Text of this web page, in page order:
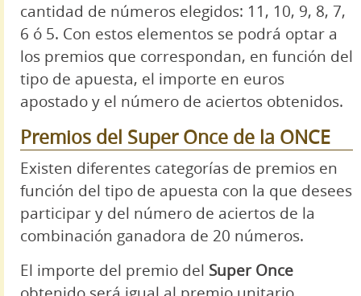
cantidad de números elegidos: 11, 10, 9, 8, 7,
6 ó 5. Con estos elementos se podrá optar a
los premios que correspondan, en función del
tipo de apuesta, el importe en euros
apostado y el número de aciertos obtenidos.
Premios del Super Once de la ONCE
Existen diferentes categorías de premios en
función del tipo de apuesta con la que desees
participar y del número de aciertos de la
combinación ganadora de 20 números.
El importe del premio del Super Once